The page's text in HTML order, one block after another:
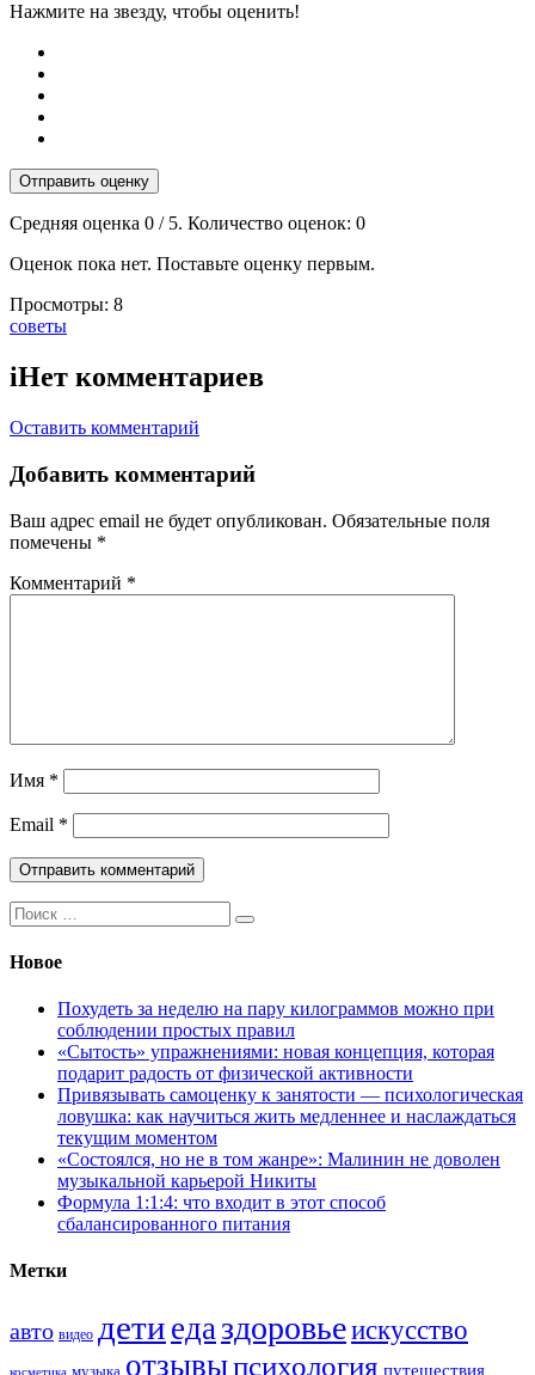
Нажмите на звезду, чтобы оценить!
Отправить оценку
Средняя оценка 0 / 5. Количество оценок: 0
Оценок пока нет. Поставьте оценку первым.
Просмотры: 8
Тэги:
советы
iНет комментариев
Оставить комментарий
Добавить комментарий
Ваш адрес email не будет опубликован. Обязательные поля
помечены *
Комментарий *
Имя *
Email *
Поиск:
Новое
Похудеть за неделю на пару килограммов можно при
соблюдении простых правил
«Сытость» упражнениями: новая концепция, которая
подарит радость от физической активности
Привязывать самоценку к занятости — психологическая
ловушка: как научиться жить медленнее и наслаждаться
текущим моментом
«Состоялся, но не в том жанре»: Малинин не доволен
музыкальной карьерой Никиты
Формула 1:1:4: что входит в этот способ
сбалансированного питания
Метки
авто видео дети еда здоровьеискусство
косметика музыка отзывыпсихология путешествия